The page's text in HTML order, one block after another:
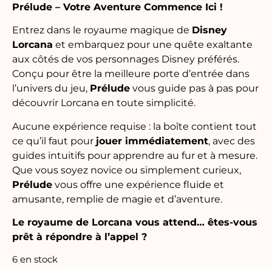
Prélude – Votre Aventure Commence Ici !
Entrez dans le royaume magique de Disney
Lorcana et embarquez pour une quête exaltante
aux côtés de vos personnages Disney préférés.
Conçu pour être la meilleure porte d’entrée dans
l’univers du jeu, Prélude vous guide pas à pas pour
découvrir Lorcana en toute simplicité.
Aucune expérience requise : la boîte contient tout
ce qu’il faut pour jouer immédiatement, avec des
guides intuitifs pour apprendre au fur et à mesure.
Que vous soyez novice ou simplement curieux,
Prélude vous offre une expérience fluide et
amusante, remplie de magie et d’aventure.
Le royaume de Lorcana vous attend… êtes-vous
prêt à répondre à l’appel ?
6 en stock